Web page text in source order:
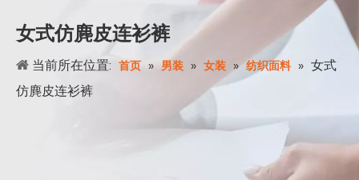
女式仿麂皮连衫裤
当前所在位置: 首页 » 男装 » 女装 » 纺织面料 » 女式
仿麂皮连衫裤